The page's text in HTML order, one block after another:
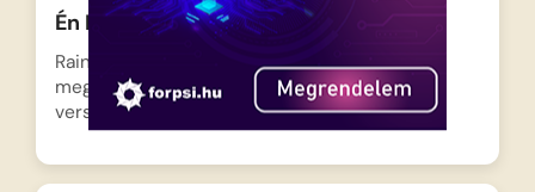
Én Kicsi Pónim – Szonikus szivárvány
Rainbow Dash élete legnagyobb
megmérettetésére, a Legjobb Fiatal Repülő
versenyre…